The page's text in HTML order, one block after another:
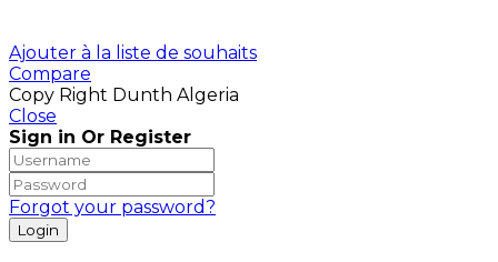
Ajouter à la liste de souhaits
Compare
Copy Right Dunth Algeria
Close
Sign in Or Register
Forgot your password?